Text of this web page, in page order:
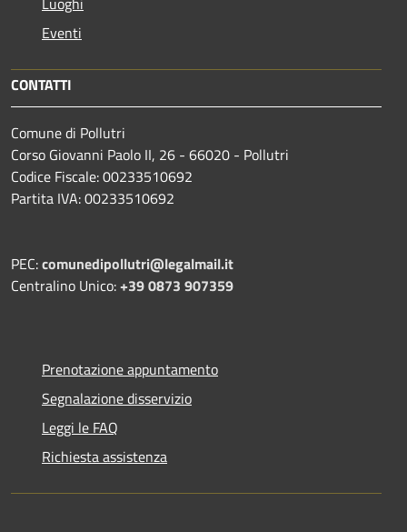
Eventi
CONTATTI
Comune di Pollutri
Corso Giovanni Paolo II, 26 - 66020 - Pollutri
Codice Fiscale: 00233510692
Partita IVA: 00233510692
PEC:comunedipollutri@legalmail.it
Centralino Unico:+39 0873 907359
Prenotazione appuntamento
Segnalazione disservizio
Leggi le FAQ
Richiesta assistenza